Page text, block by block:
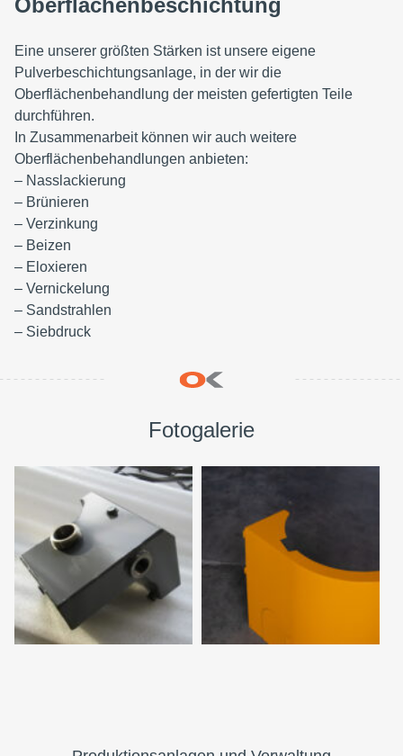
Eine unserer größten Stärken ist unsere eigene
Pulverbeschichtungsanlage, in der wir die
Oberflächenbehandlung der meisten gefertigten Teile
durchführen.
In Zusammenarbeit können wir auch weitere
Oberflächenbehandlungen anbieten:
– Nasslackierung
– Brünieren
– Verzinkung
– Beizen
– Eloxieren
– Vernickelung
– Sandstrahlen
– Siebdruck
Fotogalerie